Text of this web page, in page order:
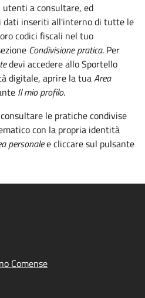
a consultare, ed
dati inseriti all'interno di tutte le
codici fiscali nel tuo
Condivisione pratica. Per
devi accedere allo Sportello
digitale, aprire la tuaArea
Il mio profilo.
le pratiche condivise
con la propria identità
personalee cliccare sul pulsante
Comense